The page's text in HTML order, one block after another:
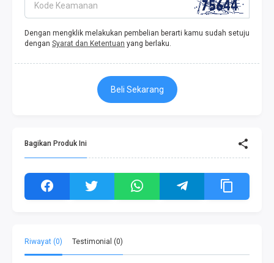
Kode Keamanan
Dengan mengklik melakukan pembelian berarti kamu sudah setuju
dengan Syarat dan Ketentuan yang berlaku.
Beli Sekarang
Bagikan Produk Ini
Riwayat (0) Testimonial (0)